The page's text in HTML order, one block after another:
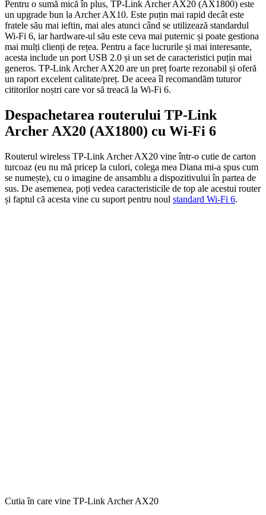
Pentru o sumă mică în plus, TP-Link Archer AX20 (AX1800) este
un upgrade bun la Archer AX10. Este puțin mai rapid decât este
fratele său mai ieftin, mai ales atunci când se utilizează standardul
Wi-Fi 6, iar hardware-ul său este ceva mai puternic și poate gestiona
mai mulți clienți de rețea. Pentru a face lucrurile și mai interesante,
acesta include un port USB 2.0 și un set de caracteristici puțin mai
generos. TP-Link Archer AX20 are un preț foarte rezonabil și oferă
un raport excelent calitate/preț. De aceea îl recomandăm tuturor
cititorilor noștri care vor să treacă la Wi-Fi 6.
Despachetarea routerului TP-Link
Archer AX20 (AX1800) cu Wi-Fi 6
Routerul wireless TP-Link Archer AX20 vine într-o cutie de carton
turcoaz (eu nu mă pricep la culori, colega mea Diana mi-a spus cum
se numește), cu o imagine de ansamblu a dispozitivului în partea de
sus. De asemenea, poți vedea caracteristicile de top ale acestui router
și faptul că acesta vine cu suport pentru noul standard Wi-Fi 6.
Cutia în care vine TP-Link Archer AX20